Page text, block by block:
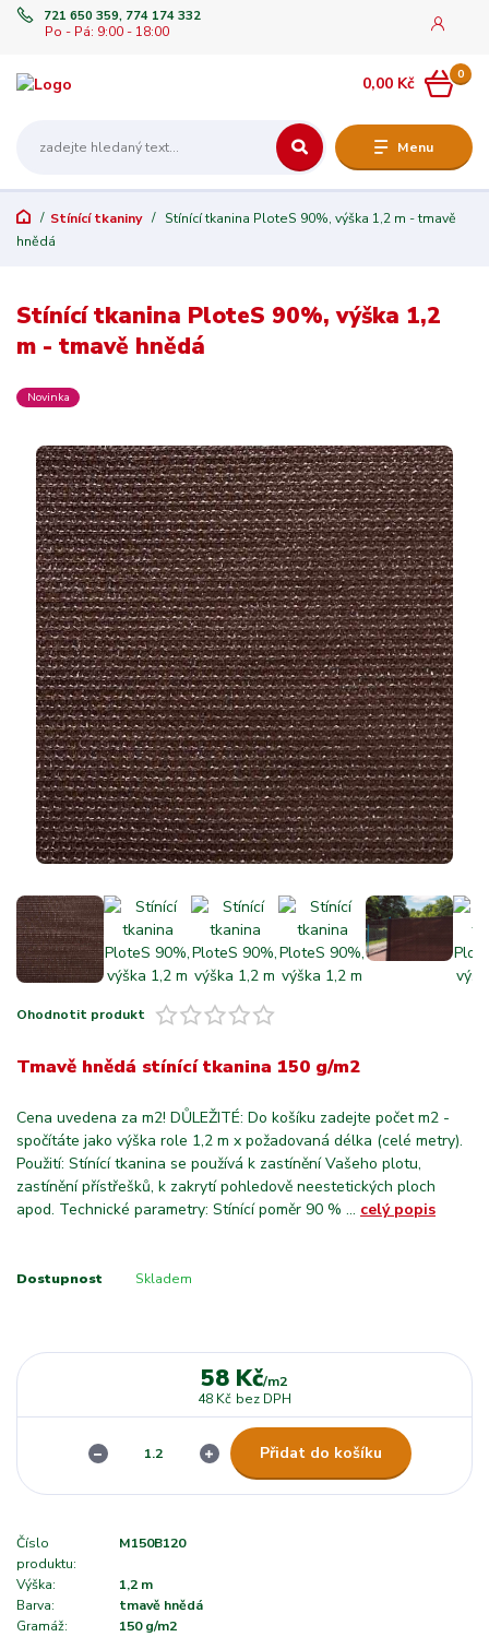
Menu
721 650 359, 774 174 332
Po - Pá: 9:00 - 18:00
0
0,00 Kč
Stínící tkaniny
Stínící tkanina PloteS 90%, výška 1,2 m - tmavě
hnědá
Stínící tkanina PloteS 90%, výška 1,2
m - tmavě hnědá
Novinka
Ohodnotit produkt
Tmavě hnědá stínící tkanina 150 g/m2
Cena uvedena za m2! DŮLEŽITÉ: Do košíku zadejte počet m2 -
spočítáte jako výška role 1,2 m x požadovaná délka (celé metry).
Použití: Stínící tkanina se používá k zastínění Vašeho plotu,
zastínění přístřešků, k zakrytí pohledově neestetických ploch
apod. Technické parametry: Stínící poměr 90 % ... celý popis
Dostupnost Skladem
58 Kč/m2
48 Kč bez DPH
Přidat do košíku
Číslo
produktu:
M150B120
Výška:
1,2 m
Barva:
tmavě hnědá
Gramáž:
150 g/m2